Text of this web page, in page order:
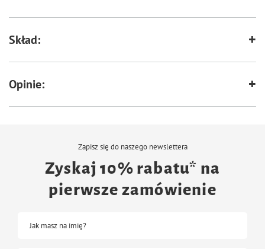
Skład:
Opinie:
Zapisz się do naszego newslettera
Zyskaj 10% rabatu* na
pierwsze zamówienie
Jak masz na imię?